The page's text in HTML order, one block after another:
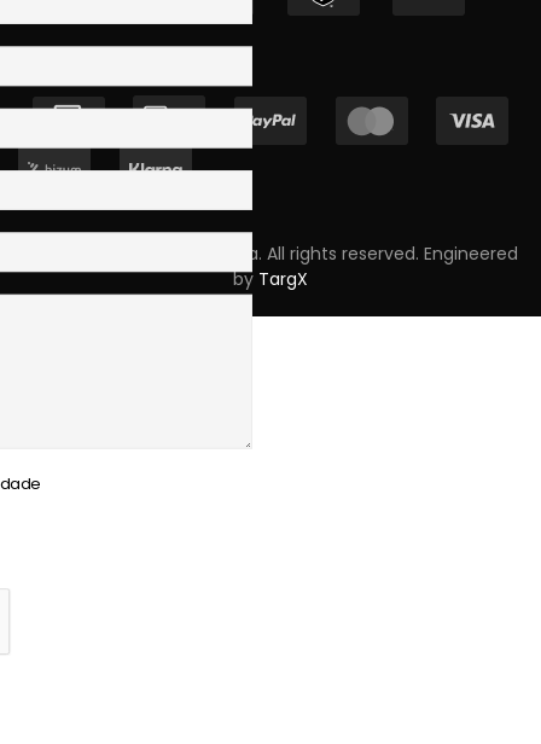
Copyright © 2023 Skpro, Lda. All rights reserved. Engineered
by TargX